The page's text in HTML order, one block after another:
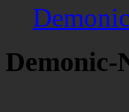
Demonic-